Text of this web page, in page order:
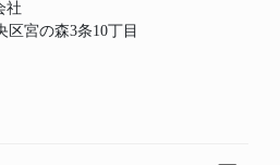
社
区宮の森3条10丁目